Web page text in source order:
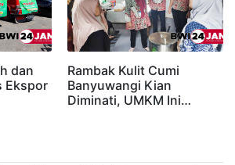
dan
Ekspor
Rambak Kulit Cumi
Banyuwangi Kian
Diminati, UMKM Ini…